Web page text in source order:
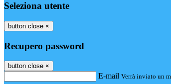
Seleziona utente
button close ×
Recupero password
button close ×
E-mail Verrà inviato un